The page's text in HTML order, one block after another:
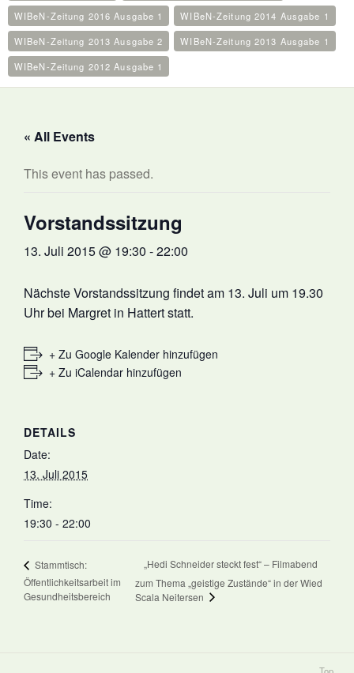
WIBeN-Zeitung 2016 Ausgabe 1
WIBeN-Zeitung 2014 Ausgabe 1
WIBeN-Zeitung 2013 Ausgabe 2
WIBeN-Zeitung 2013 Ausgabe 1
WIBeN-Zeitung 2012 Ausgabe 1
« All Events
This event has passed.
Vorstandssitzung
13. Juli 2015 @ 19:30 -22:00
Nächste Vorstandssitzung findet am 13. Juli um 19.30
Uhr bei Margret in Hattert statt.
+ Zu Google Kalender hinzufügen
+ Zu iCalendar hinzufügen
DETAILS
Date:
13. Juli 2015
Time:
19:30 - 22:00
Stammtisch:
Öffentlichkeitsarbeit im
Gesundheitsbereich
„Hedi Schneider steckt fest“ – Filmabend
zum Thema „geistige Zustände“ in der Wied
Scala Neitersen